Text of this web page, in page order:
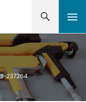
237264